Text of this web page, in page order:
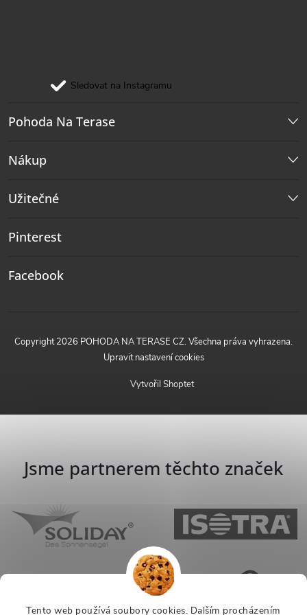
Tento web používá soubory cookies. Dalším procházením
Sledovat na Instagramu
Pohoda Na Terase
Nákup
Užitečné
Pinterest
Facebook
Vytvořil Shoptet
Copyright 2026 POHODA NA TERASE CZ. Všechna práva vyhrazena.
Upravit nastavení cookies
Jsme partnerem těchto značek